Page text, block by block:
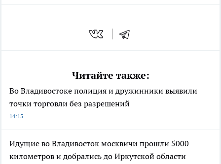
Читайте также:
Во Владивостоке полиция и дружинники выявили
точки торговли без разрешений
14:15
Идущие во Владивосток москвичи прошли 5000
километров и добрались до Иркутской области